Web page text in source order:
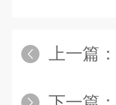
上一篇：